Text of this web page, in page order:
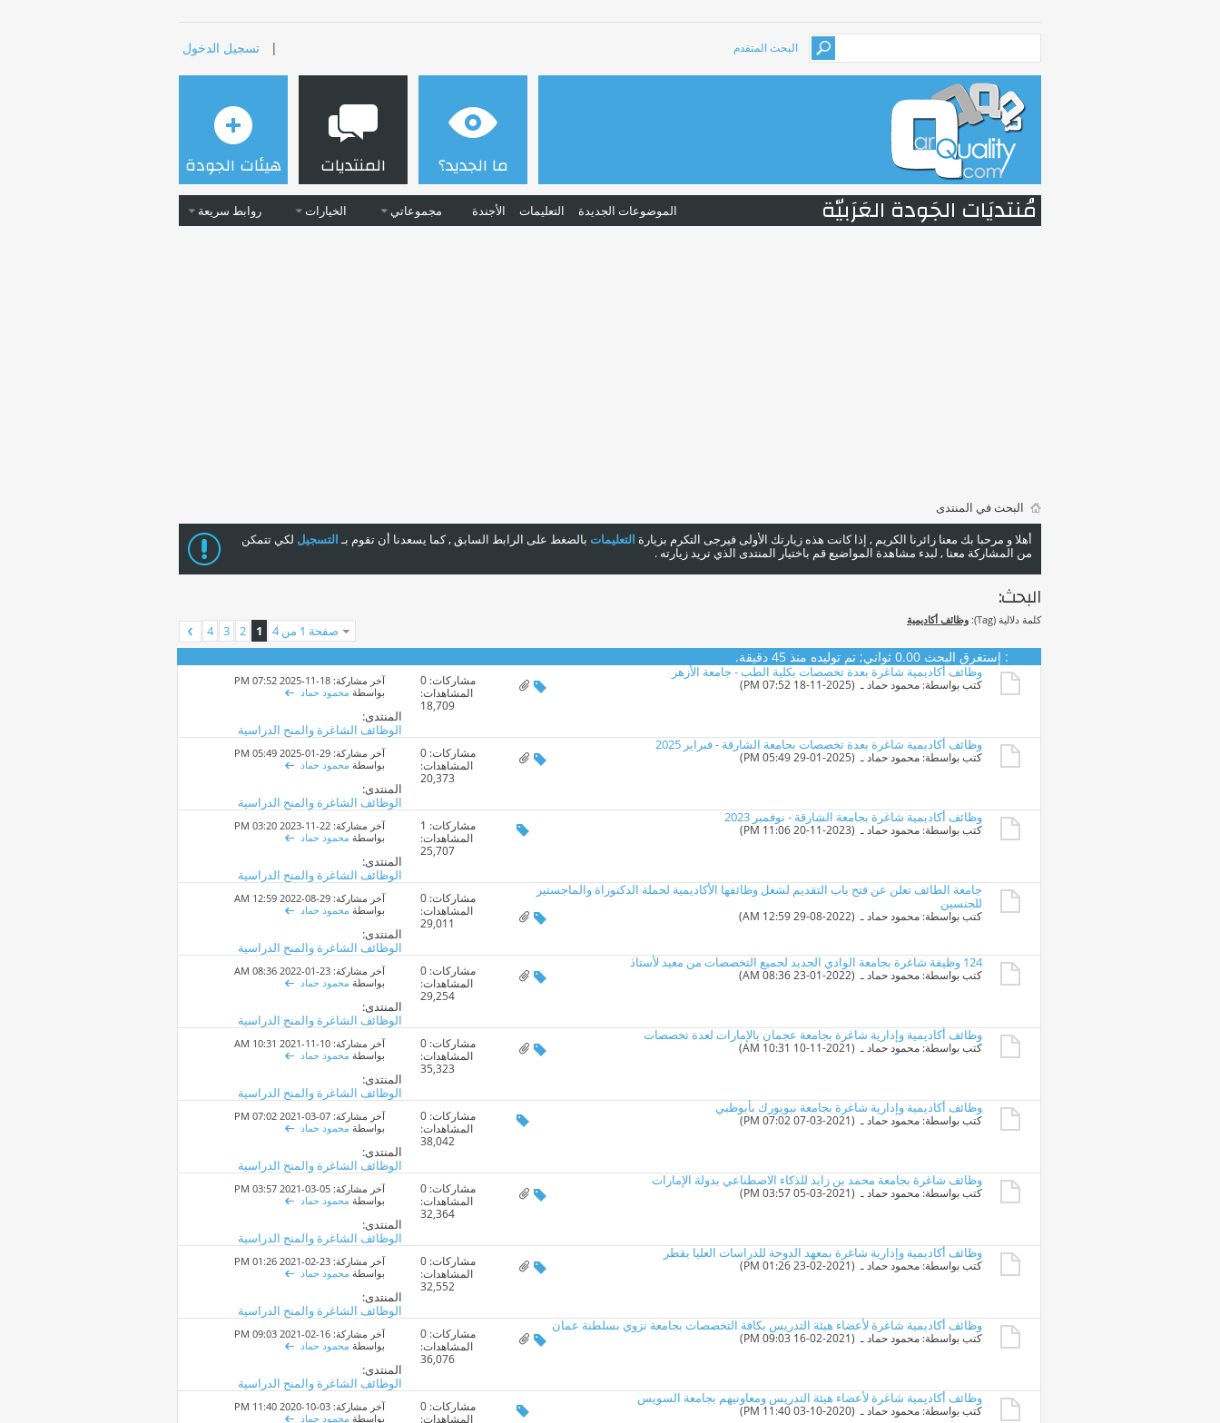
البحث المتقدم | تسجيل الدخول
ما الجديد؟ المنتديات
الموضوعات الجديدة التعليمات الأجندة مجموعاتي الخيارات روابط سريعة
هيئات الجودة
مُنتديَات الجَودة العَرَبيّة
البحث في المنتدى
أهلا و مرحبا بك معنا زائرنا الكريم , إذا كانت هذه زيارتك الأولى فيرجى التكرم بزيارة التعليمات بالضغط على الرابط السابق , كما يسعدنا أن تقوم بـالتسجيل لكي تتمكن
من المشاركة معنا , لبدء مشاهدة المواضيع قم باختيار المنتدى الذي تريد زيارته .
البحث:
كلمة دلالية (Tag): وظائف أكاديمية
صفحة 1 من 4 1
2
3
4
: إستغرق البحث 0.00 ثواني; تم توليده منذ 45 دقيقة.
وظائف أكاديمية شاغرة بعدة تخصصات بكلية الطب - جامعة الأزهر
كتب بواسطة: محمود حمادـ ‏ (18-11-2025 07:52 PM) مشاركات: 0
المشاهدات:
18,709
آخر مشاركة: 18-11-2025
07:52 PM
بواسطة محمود حماد
المنتدى:
الوظائف الشاغرة والمنح الدراسية
وظائف أكاديمية شاغرة بعدة تخصصات بجامعة الشارقة - فبراير 2025
كتب بواسطة: محمود حمادـ ‏ (29-01-2025 05:49 PM) مشاركات: 0
المشاهدات:
20,373
آخر مشاركة: 29-01-2025
05:49 PM
بواسطة محمود حماد
المنتدى:
الوظائف الشاغرة والمنح الدراسية
وظائف أكاديمية شاغرة بجامعة الشارقة - نوفمبر 2023
كتب بواسطة: محمود حمادـ ‏ (20-11-2023 11:06 PM) مشاركات: 1
المشاهدات:
25,707
آخر مشاركة: 22-11-2023
03:20 PM
بواسطة محمود حماد
المنتدى:
الوظائف الشاغرة والمنح الدراسية
جامعة الطائف تعلن عن فتح باب التقديم لشغل وظائفها الأكاديمية لحملة الدكتوراة والماجستير
للجنسين
كتب بواسطة: محمود حمادـ ‏ (29-08-2022 12:59 AM)
مشاركات: 0
المشاهدات:
29,011
آخر مشاركة: 29-08-2022
12:59 AM
بواسطة محمود حماد
المنتدى:
الوظائف الشاغرة والمنح الدراسية
124 وظيفة شاغرة بجامعة الوادي الجديد لجميع التخصصات من معيد لأستاذ
كتب بواسطة: محمود حمادـ ‏ (23-01-2022 08:36 AM) مشاركات: 0
المشاهدات:
29,254
آخر مشاركة: 23-01-2022
08:36 AM
بواسطة محمود حماد
المنتدى:
الوظائف الشاغرة والمنح الدراسية
وظائف أكاديمية وإدارية شاغرة بجامعة عجمان بالإمارات لعدة تخصصات
كتب بواسطة: محمود حمادـ ‏ (10-11-2021 10:31 AM) مشاركات: 0
المشاهدات:
35,323
آخر مشاركة: 10-11-2021
10:31 AM
بواسطة محمود حماد
المنتدى:
الوظائف الشاغرة والمنح الدراسية
وظائف أكاديمية وإدارية شاغرة بجامعة نيويورك بأبوظبي
كتب بواسطة: محمود حمادـ ‏ (07-03-2021 07:02 PM) مشاركات: 0
المشاهدات:
38,042
آخر مشاركة: 07-03-2021
07:02 PM
بواسطة محمود حماد
المنتدى:
الوظائف الشاغرة والمنح الدراسية
وظائف شاغرة بجامعة محمد بن زايد للذكاء الاصطناعي بدولة الإمارات
كتب بواسطة: محمود حمادـ ‏ (05-03-2021 03:57 PM) مشاركات: 0
المشاهدات:
32,364
آخر مشاركة: 05-03-2021
03:57 PM
بواسطة محمود حماد
المنتدى:
الوظائف الشاغرة والمنح الدراسية
وظائف أكاديمية وإدارية شاغرة بمعهد الدوحة للدراسات العليا بقطر
كتب بواسطة: محمود حمادـ ‏ (23-02-2021 01:26 PM) مشاركات: 0
المشاهدات:
32,552
آخر مشاركة: 23-02-2021
01:26 PM
بواسطة محمود حماد
المنتدى:
الوظائف الشاغرة والمنح الدراسية
وظائف أكاديمية شاغرة لأعضاء هيئة التدريس بكافة التخصصات بجامعة نزوي بسلطنة عمان
كتب بواسطة: محمود حمادـ ‏ (16-02-2021 09:03 PM) مشاركات: 0
المشاهدات:
36,076
آخر مشاركة: 16-02-2021
09:03 PM
بواسطة محمود حماد
المنتدى:
الوظائف الشاغرة والمنح الدراسية
وظائف أكاديمية شاغرة لأعضاء هيئة التدريس ومعاونيهم بجامعة السويس
كتب بواسطة: محمود حمادـ ‏ (03-10-2020 11:40 PM) مشاركات: 0
المشاهدات:
آخر مشاركة: 03-10-2020
11:40 PM
بواسطة محمود حماد